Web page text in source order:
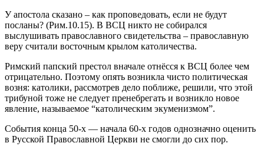
У апостола сказано – как проповедовать, если не будут
посланы? (Рим.10.15). В ВСЦ никто не собирался
выслушивать православного свидетельства – православную
веру считали восточным крылом католичества.
Римский папский престол вначале отнёсся к ВСЦ более чем
отрицательно. Поэтому опять возникла чисто политическая
возня: католики, рассмотрев дело поближе, решили, что этой
трибуной тоже не следует пренебрегать и возникло новое
явление, называемое “католическим экуменизмом”.
События конца 50‑х — начала 60‑х годов однозначно оценить
в Русской Православной Церкви не смогли до сих пор.